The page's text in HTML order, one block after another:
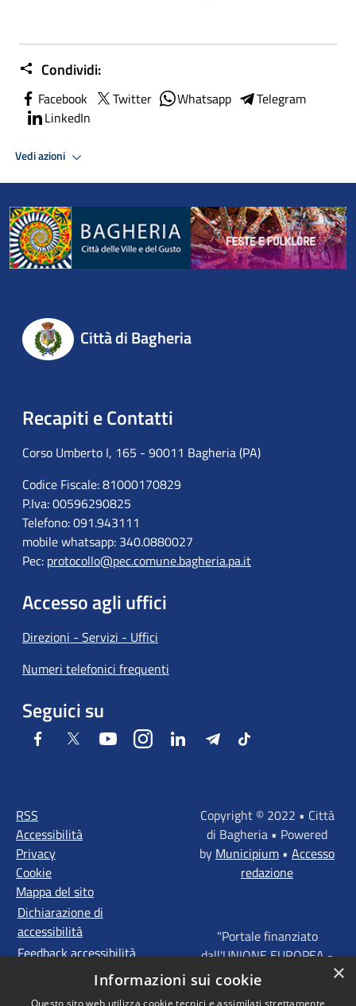
Condividi:
Facebook Twitter Whatsapp
Telegram
LinkedIn
Vedi azioni
Città di Bagheria
Recapiti e Contatti
Corso Umberto I, 165 - 90011 Bagheria (PA)
Codice Fiscale: 81000170829
P.Iva: 00596290825
Telefono: 091.943111
mobile whatsapp: 340.0880027
Pec: protocollo@pec.comune.bagheria.pa.it
Accesso agli uffici
Direzioni - Servizi - Uffici
Numeri telefonici frequenti
Seguici su
Facebook Twitter YoutubeInstagramLinkedIn TelegramTiktok
RSS
Accessibilità
Privacy
Cookie
Mappa del sito
Dichiarazione di
accessibilità
Feedback accessibilità
Copyright © 2022 • Città
di Bagheria • Powered
by Municipium • Accesso
redazione
"Portale finanziato
dall'UNIONE EUROPEA -
FONDI STRUTTURALI
×
Informazioni sui cookie
Questo sito web utilizza cookie tecnici e assimilati strettamente